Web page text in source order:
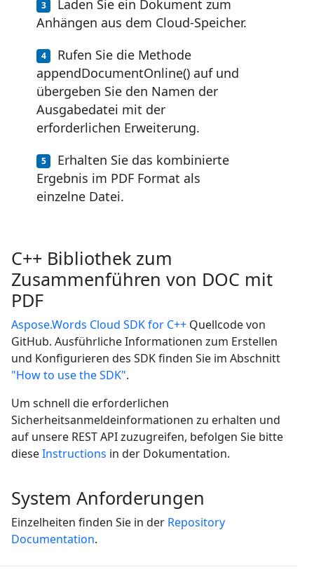
Laden Sie ein Dokument zum
Anhängen aus dem Cloud-Speicher.
Rufen Sie die Methode
appendDocumentOnline() auf und
übergeben Sie den Namen der
Ausgabedatei mit der
erforderlichen Erweiterung.
Erhalten Sie das kombinierte
Ergebnis im PDF Format als
einzelne Datei.
C++ Bibliothek zum
Zusammenführen von DOC mit
PDF
Aspose.Words Cloud SDK for C++ Quellcode von
GitHub. Ausführliche Informationen zum Erstellen
und Konfigurieren des SDK finden Sie im Abschnitt
"How to use the SDK".
Um schnell die erforderlichen
Sicherheitsanmeldeinformationen zu erhalten und
auf unsere REST API zuzugreifen, befolgen Sie bitte
dieseInstructions in der Dokumentation.
System Anforderungen
Einzelheiten finden Sie in der Repository
Documentation.